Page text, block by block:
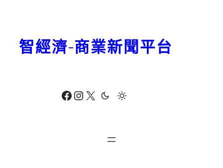
Facebook Instagram X
智經濟-商業新聞平台